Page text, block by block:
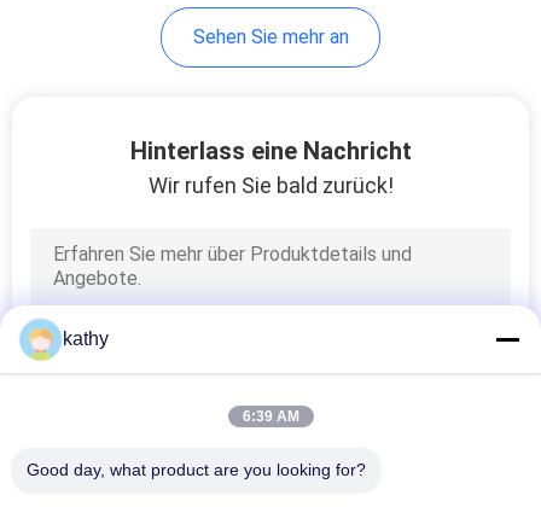
vereiteln Sie
Perlenbesetztes
Stickerei-Gewebe
Sehen Sie mehr an
Hinterlass eine Nachricht
Wir rufen Sie bald zurück!
kathy
6:39 AM
Good day, what product are you looking for?